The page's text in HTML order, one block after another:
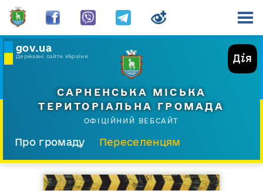
gov.ua
Державні сайти України
САРНЕНСЬКА МІСЬКА
ТЕРИТОРІАЛЬНА ГРОМАДА
ОФІЦІЙНИЙ ВЕБСАЙТ
Про громаду
Переселенцям
Прес-центр